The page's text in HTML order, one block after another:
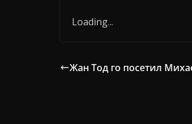
Loading...
Жан Тод го посетил